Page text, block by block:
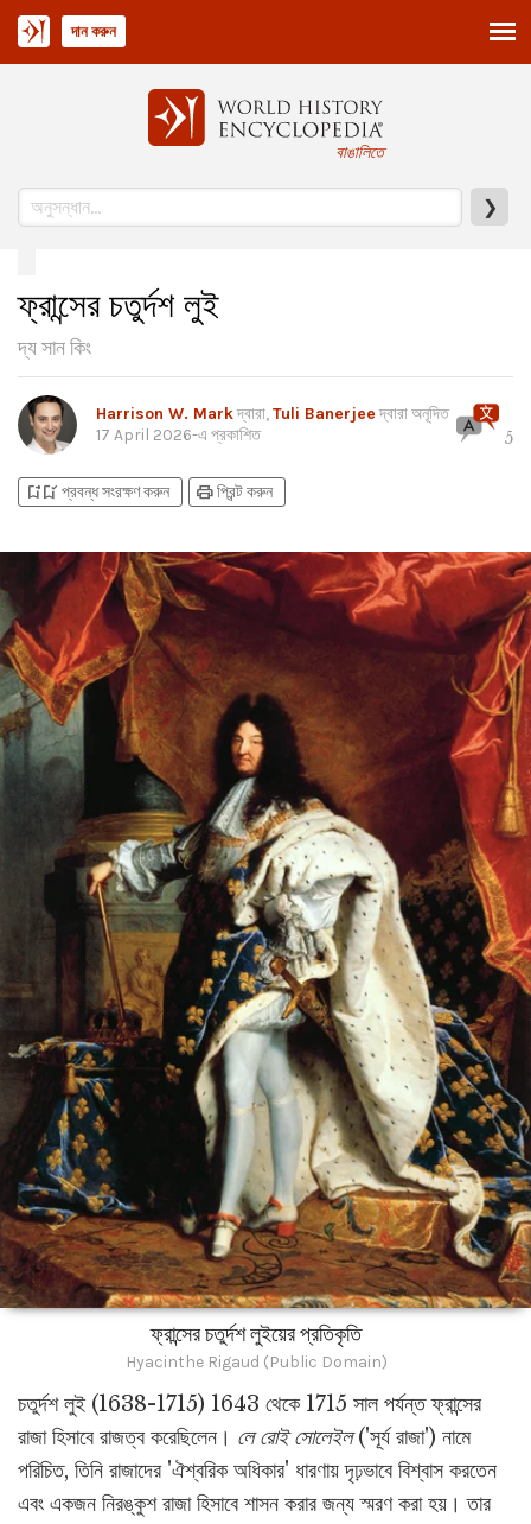
বাঙালিতে
❯
দান করুন
ফ্রান্সের চতুর্দশ লুই
দ্য সান কিং
Harrison W. Markদ্বারা,Tuli Banerjeeদ্বারা অনূদিত
17 April 2026-এ প্রকাশিত 5
bookmark_addbookmark_added প্রবন্ধ সংরক্ষণ করুন printপ্রিন্ট করুন
ফ্রান্সের চতুর্দশ লুইয়ের প্রতিকৃতি
Hyacinthe Rigaud (Public Domain)
চতুর্দশ লুই (1638-1715) 1643 থেকে 1715 সাল পর্যন্ত ফ্রান্সের
রাজা হিসাবে রাজত্ব করেছিলেন। লে রোই সোলেইল('সূর্য রাজা') নামে
পরিচিত, তিনি রাজাদের 'ঐশ্বরিক অধিকার' ধারণায় দৃঢ়ভাবে বিশ্বাস করতেন
এবং একজন নিরঙ্কুশ রাজা হিসাবে শাসন করার জন্য স্মরণ করা হয়। তার